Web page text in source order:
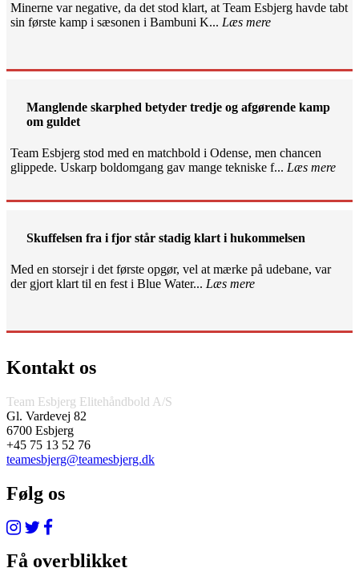
Minerne var negative, da det stod klart, at Team Esbjerg havde tabt
sin første kamp i sæsonen i Bambuni K... Læs mere
Manglende skarphed betyder tredje og afgørende kamp
om guldet
Team Esbjerg stod med en matchbold i Odense, men chancen
glippede. Uskarp boldomgang gav mange tekniske f... Læs mere
Skuffelsen fra i fjor står stadig klart i hukommelsen
Med en storsejr i det første opgør, vel at mærke på udebane, var
der gjort klart til en fest i Blue Water... Læs mere
Kontakt os
Team Esbjerg Elitehåndbold A/S
Gl. Vardevej 82
6700 Esbjerg
+45 75 13 52 76
teamesbjerg@teamesbjerg.dk
Følg os
Få overblikket